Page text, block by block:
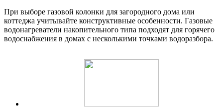
При выборе газовой колонки для загородного дома или
коттеджа учитывайте конструктивные особенности. Газовые
водонагреватели накопительного типа подходят для горячего
водоснабжения в домах с несколькими точками водоразбора.